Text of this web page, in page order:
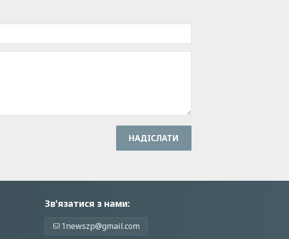
НАДIСЛАТИ
Зв'язатися з нами:
1newszp@gmail.com